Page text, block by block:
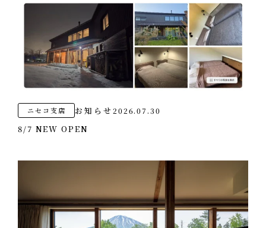
ニセコ支店 お知らせ 2026.07.30
8/7 NEW OPEN